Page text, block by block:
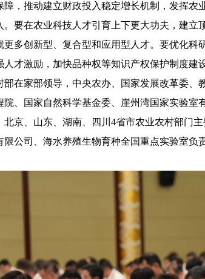
障，推动建立财政投入稳定增长机制，发挥
。要在农业科技人才引育上下更大功夫，建立
更多创新型、复合型和应用型人才。要优化
人才激励，加快品种权等知识产权保护制度建
家部领导，中央农办、国家发展改革委、
院、国家自然科学基金委、崖州湾国家实验
北京、山东、湖南、四川4省市农业农村部门
限公司、海水养殖生物育种全国重点实验室负